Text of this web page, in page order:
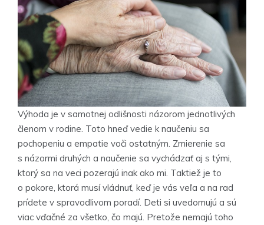
Výhoda je v samotnej odlišnosti názorom jednotlivých
členom v rodine. Toto hneď vedie k naučeniu sa
pochopeniu a empatie voči ostatným. Zmierenie sa
s názormi druhých a naučenie sa vychádzať aj s tými,
ktorý sa na veci pozerajú inak ako mi. Taktiež je to
o pokore, ktorá musí vládnuť, keď je vás veľa a na rad
prídete v spravodlivom poradí. Deti si uvedomujú a sú
viac vďačné za všetko, čo majú. Pretože nemajú toho